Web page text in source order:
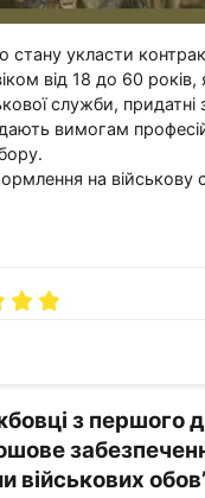
стану укласти
від 18 до 60 років,
служби, придатні
вимогам
на військову
з першого
військових